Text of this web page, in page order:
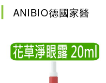
ANIBIO德國家醫